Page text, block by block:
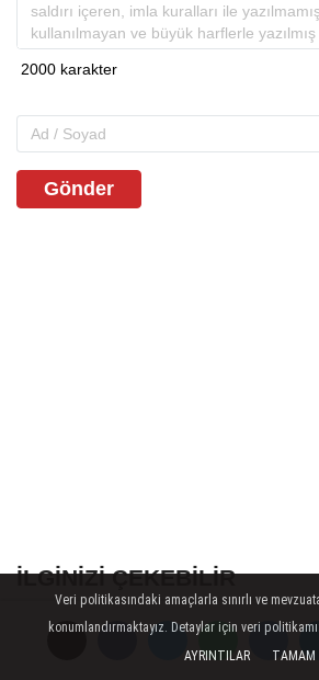
Gönder
İLGINIZI ÇEKEBILIR
Veri politikasındaki amaçlarla sınırlı ve
konumlandırmaktayız. Detaylar için veri
AYRINTILAR
TAMAM